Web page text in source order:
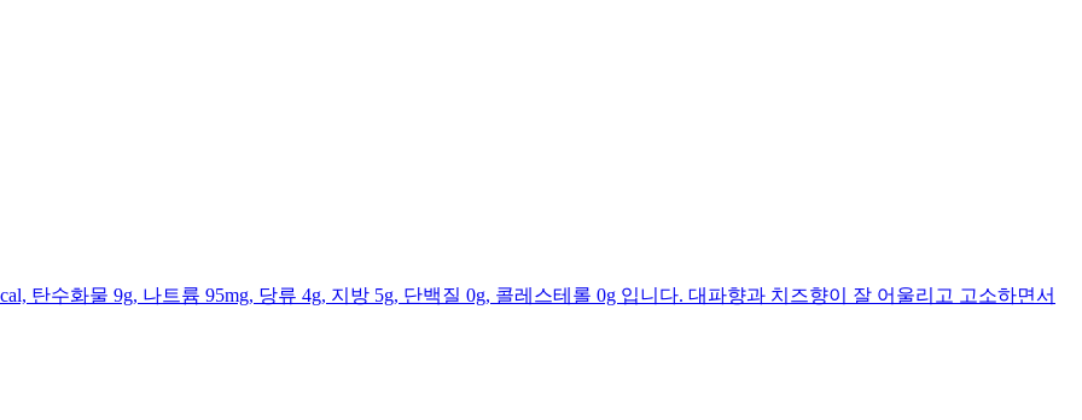
탄수화물 9g, 나트륨 95mg, 당류 4g, 지방 5g, 단백질 0g, 콜레스테롤 0g 입니다. 대파향과 치즈향이 잘 어울리고 고소하면서